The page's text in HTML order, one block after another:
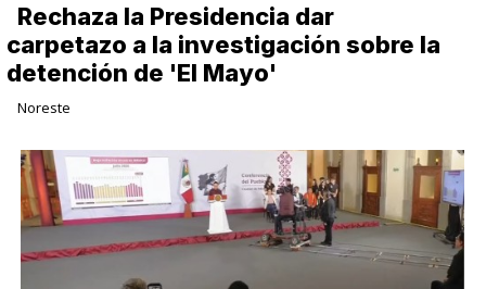
Rechaza la Presidencia dar
carpetazo a la investigación sobre la
detención de 'El Mayo'
Noreste